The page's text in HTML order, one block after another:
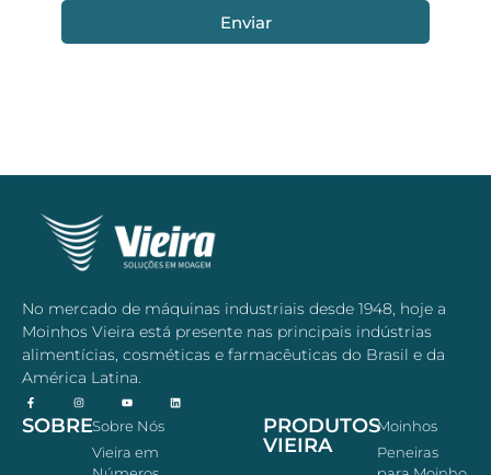
Enviar
No mercado de máquinas industriais desde 1948, hoje a
Moinhos Vieira está presente nas principais indústrias
alimentícias, cosméticas e farmacêuticas do Brasil e da
América Latina.
SOBRESobre Nós
Vieira em
PRODUTOS
VIEIRA
Moinhos
Peneiras